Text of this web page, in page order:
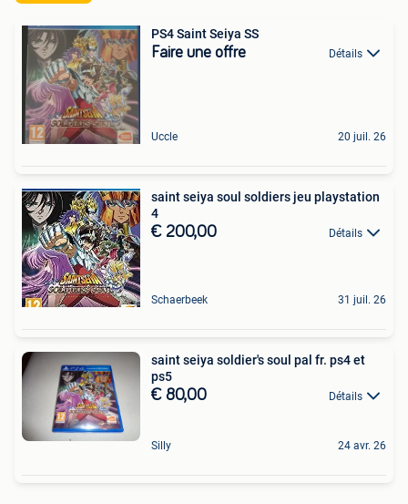
PS4 Saint Seiya SS
Faire une offre Détails
Uccle 20 juil. 26
saint seiya soul soldiers jeu playstation
4
€ 200,00 Détails
Schaerbeek 31 juil. 26
saint seiya soldier's soul pal fr. ps4 et
ps5
€ 80,00 Détails
Silly 24 avr. 26